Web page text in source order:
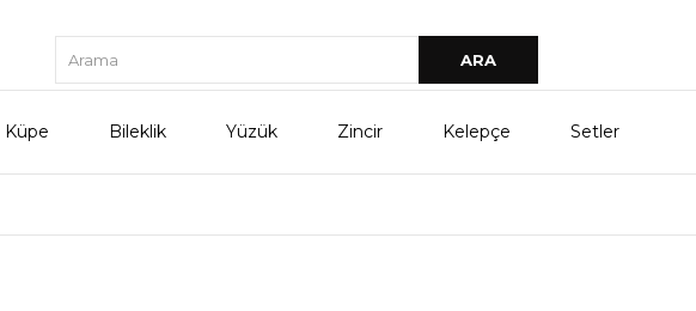
Küpe Bileklik Yüzük Zincir Kelepçe Setler